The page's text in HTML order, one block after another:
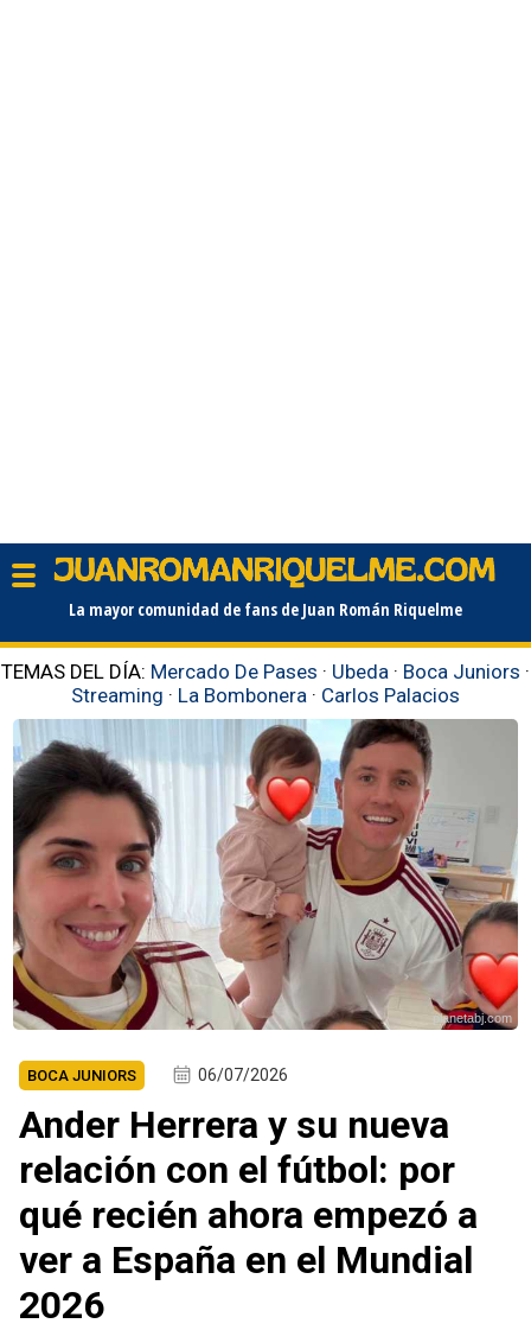
La mayor comunidad de fans de Juan Román Riquelme
TEMAS DEL DÍA: Mercado De Pases · Ubeda · Boca Juniors ·
Streaming · La Bombonera · Carlos Palacios
planetabj.com
BOCA JUNIORS 06/07/2026
Ander Herrera y su nueva
relación con el fútbol: por
qué recién ahora empezó a
ver a España en el Mundial
2026